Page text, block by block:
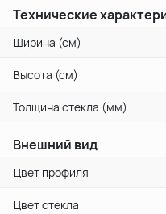
Технические
Ширина (см)
Высота (см)
Толщина стекла (мм)
Внешний вид
Цвет профиля
Цвет стекла